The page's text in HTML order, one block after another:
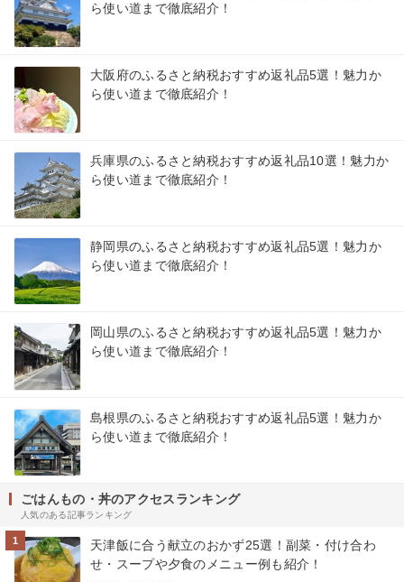
ら使い道まで徹底紹介！
大阪府のふるさと納税おすすめ返礼品5選！魅力か
ら使い道まで徹底紹介！
兵庫県のふるさと納税おすすめ返礼品10選！魅力か
ら使い道まで徹底紹介！
静岡県のふるさと納税おすすめ返礼品5選！魅力か
ら使い道まで徹底紹介！
岡山県のふるさと納税おすすめ返礼品5選！魅力か
ら使い道まで徹底紹介！
島根県のふるさと納税おすすめ返礼品5選！魅力か
ら使い道まで徹底紹介！
ごはんもの・丼のアクセスランキング
人気のある記事ランキング
1
天津飯に合う献立のおかず25選！副菜・付け合わ
せ・スープや夕食のメニュー例も紹介！